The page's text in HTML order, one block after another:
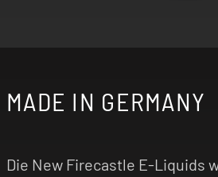
MADE IN GERMANY
Die New Firecastle E-Liquids